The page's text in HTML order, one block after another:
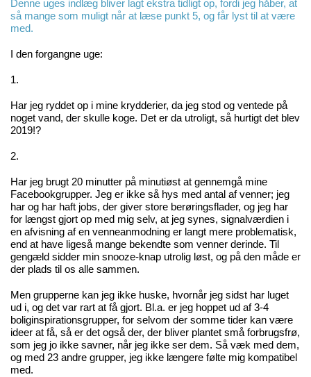
Denne uges indlæg bliver lagt ekstra tidligt op, fordi jeg håber, at
så mange som muligt når at læse punkt 5, og får lyst til at være
med.
I den forgangne uge:
1.
Har jeg ryddet op i mine krydderier, da jeg stod og ventede på
noget vand, der skulle koge. Det er da utroligt, så hurtigt det blev
2019!?
2.
Har jeg brugt 20 minutter på minutiøst at gennemgå mine
Facebookgrupper. Jeg er ikke så hys med antal af venner; jeg
har og har haft jobs, der giver store berøringsflader, og jeg har
for længst gjort op med mig selv, at jeg synes, signalværdien i
en afvisning af en venneanmodning er langt mere problematisk,
end at have ligeså mange bekendte som venner derinde. Til
gengæld sidder min snooze-knap utrolig løst, og på den måde er
der plads til os alle sammen.
Men grupperne kan jeg ikke huske, hvornår jeg sidst har luget
ud i, og det var rart at få gjort. Bl.a. er jeg hoppet ud af 3-4
boliginspirationsgrupper, for selvom der somme tider kan være
ideer at få, så er det også der, der bliver plantet små forbrugsfrø,
som jeg jo ikke savner, når jeg ikke ser dem. Så væk med dem,
og med 23 andre grupper, jeg ikke længere følte mig kompatibel
med.